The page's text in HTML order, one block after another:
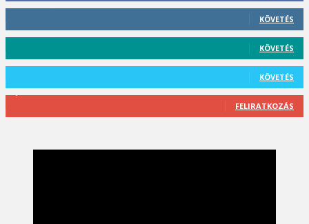
KÖVETÉS
KÖVETÉS
KÖVETÉS
FELIRATKOZÁS